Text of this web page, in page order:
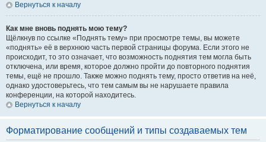
Вернуться к началу
Как мне вновь поднять мою тему?
Щёлкнув по ссылке «Поднять тему» при просмотре темы, вы можете
«поднять» её в верхнюю часть первой страницы форума. Если этого не
происходит, то это означает, что возможность поднятия тем могла быть
отключена, или время, которое должно пройти до повторного поднятия
темы, ещё не прошло. Также можно поднять тему, просто ответив на неё,
однако удостоверьтесь, что тем самым вы не нарушаете правила
конференции, на которой находитесь.
Вернуться к началу
Форматирование сообщений и типы создаваемых тем